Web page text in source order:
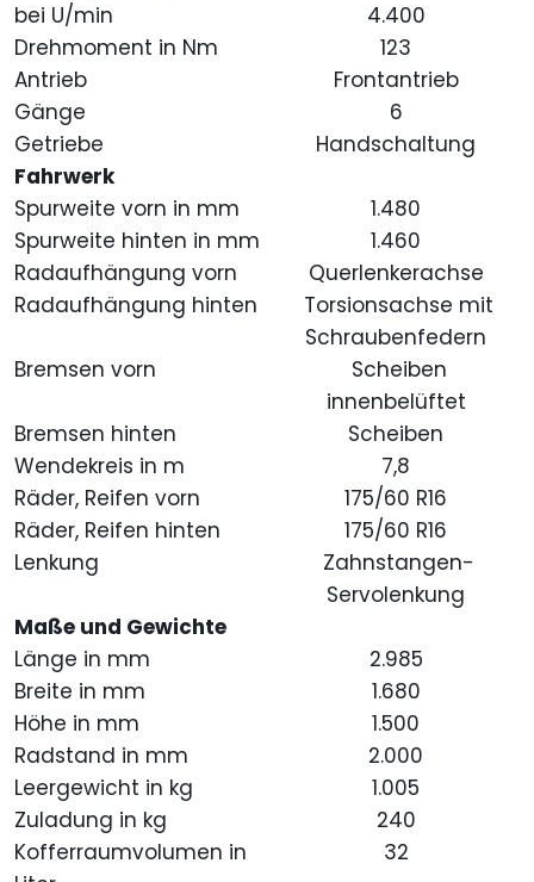
bei U/min
4.400
Drehmoment in Nm
123
Antrieb
Frontantrieb
Gänge
6
Getriebe
Handschaltung
Fahrwerk
Spurweite vorn in mm
1.480
Spurweite hinten in mm
1.460
Radaufhängung vorn
Querlenkerachse
Radaufhängung hinten
Torsionsachse mit
Schraubenfedern
Bremsen vorn
Scheiben
innenbelüftet
Bremsen hinten
Scheiben
Wendekreis in m
7,8
Räder, Reifen vorn
175/60 R16
Räder, Reifen hinten
175/60 R16
Lenkung
Zahnstangen-
Servolenkung
Maße und Gewichte
Länge in mm
2.985
Breite in mm
1.680
Höhe in mm
1.500
Radstand in mm
2.000
Leergewicht in kg
1.005
Zuladung in kg
240
Kofferraumvolumen in
32